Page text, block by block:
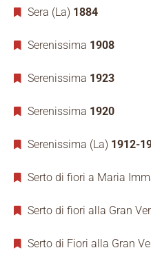
Sera (La) 1884
Serenissima 1908
Serenissima 1923
Serenissima 1920
Serenissima (La) 1912-
Serto di fiori a Maria
Serto di fiori alla Gran
Serto di Fiori alla Gran